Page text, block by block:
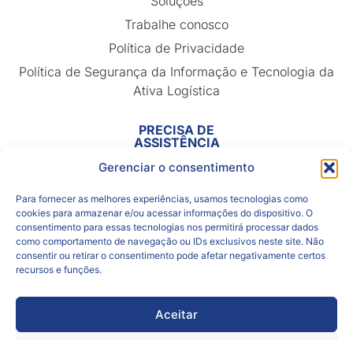
Gerenciar o consentimento
Para fornecer as melhores experiências, usamos tecnologias como
cookies para armazenar e/ou acessar informações do dispositivo. O
consentimento para essas tecnologias nos permitirá processar dados
como comportamento de navegação ou IDs exclusivos neste site. Não
consentir ou retirar o consentimento pode afetar negativamente certos
recursos e funções.
Aceitar
Trabalhe conosco
Política de Privacidade
Política de Segurança da Informação e Tecnologia da
Ativa Logística
PRECISA DE
ASSISTÊNCIA
Rastreamento